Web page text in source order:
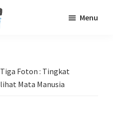
Menu
Tiga Foton : Tingkat
Mata Manusia